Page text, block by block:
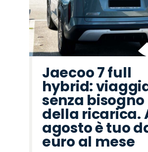
Jaecoo 7 full
hybrid:
senza bisogno
della ricarica.
agosto è tuo
euro al mese